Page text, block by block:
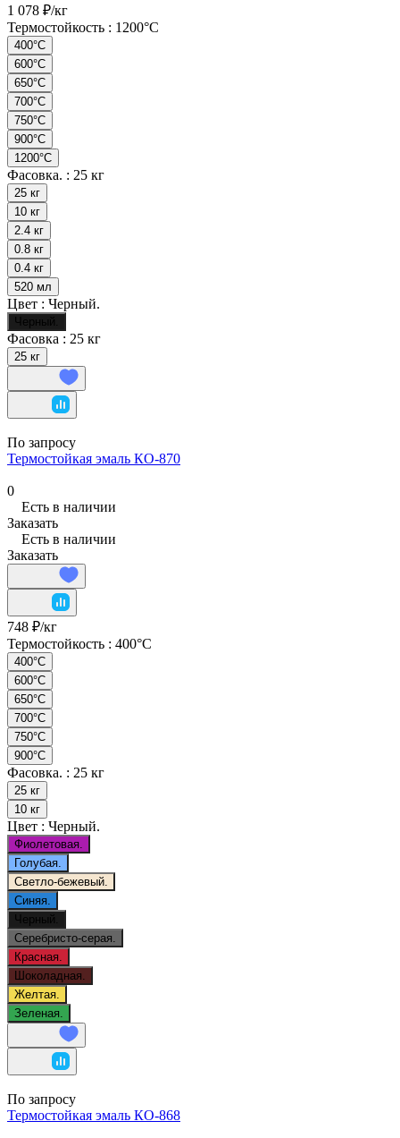
1 078 ₽/кг
Термостойкость : 1200°С
400°C
600°C
650°С
700°C
750°С
900°С
1200°С
Фасовка. : 25 кг
25 кг
10 кг
2.4 кг
0.8 кг
0.4 кг
520 мл
Цвет : Черный.
Черный.
Фасовка : 25 кг
25 кг
По запросу
Термостойкая эмаль КО-870
0
Есть в наличии
Заказать
Есть в наличии
Заказать
748 ₽/кг
Термостойкость : 400°C
400°C
600°C
650°C
700°C
750°C
900°C
Фасовка. : 25 кг
25 кг
10 кг
Цвет : Черный.
Фиолетовая.
Голубая.
Светло-бежевый.
Синяя.
Черный.
Серебристо-серая.
Красная.
Шоколадная.
Желтая.
Зеленая.
По запросу
Термостойкая эмаль КО-868